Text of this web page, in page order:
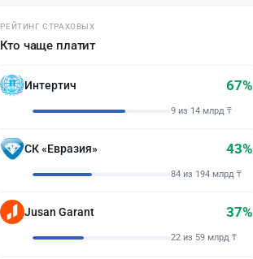
РЕЙТИНГ СТРАХОВЫХ
Кто чаще платит
Интертич 67%
9 из 14 млрд ₸
СК «Евразия» 43%
84 из 194 млрд ₸
Jusan Garant 37%
22 из 59 млрд ₸